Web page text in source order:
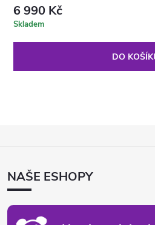
6 990 Kč
Skladem
DO
ANAŠE ESHOPY